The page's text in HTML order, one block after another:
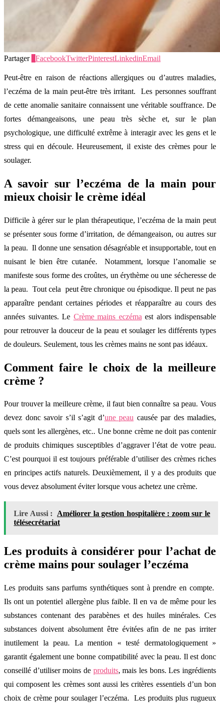
Partager FacebookTwitterPinterestLinkedinEmail
Peut-être en raison de réactions allergiques ou d’autres maladies,
l’eczéma de la main peut-être très irritant. Les personnes souffrant
de cette anomalie sanitaire connaissent une véritable souffrance. De
fortes démangeaisons, une peau très sèche et, sur le plan
psychologique, une difficulté extrême à interagir avec les gens et le
stress qui en découle. Heureusement, il existe des crèmes pour le
soulager.
A savoir sur l’eczéma de la main pour
mieux choisir le crème idéal
Difficile à gérer sur le plan thérapeutique, l’eczéma de la main peut
se présenter sous forme d’irritation, de démangeaison, ou autres sur
la peau. Il donne une sensation désagréable et insupportable, tout en
nuisant le bien être cutanée. Notamment, lorsque l’anomalie se
manifeste sous forme des croûtes, un érythème ou une sécheresse de
la peau. Tout cela peut être chronique ou épisodique. Il peut ne pas
apparaître pendant certaines périodes et réapparaître au cours des
années suivantes. Le Crème mains eczéma est alors indispensable
pour retrouver la douceur de la peau et soulager les différents types
de douleurs. Seulement, tous les crèmes mains ne sont pas idéaux.
Comment faire le choix de la meilleure
crème ?
Pour trouver la meilleure crème, il faut bien connaître sa peau. Vous
devez donc savoir s’il s’agit d’une peau causée par des maladies,
quels sont les allergènes, etc.. Une bonne crème ne doit pas contenir
de produits chimiques susceptibles d’aggraver l’état de votre peau.
C’est pourquoi il est toujours préférable d’utiliser des crèmes riches
en principes actifs naturels. Deuxièmement, il y a des produits que
vous devez absolument éviter lorsque vous achetez une crème.
Lire Aussi : Améliorer la gestion hospitalière : zoom sur le
télésecrétariat
Les produits à considérer pour l’achat de
crème mains pour soulager l’eczéma
Les produits sans parfums synthétiques sont à prendre en compte.
Ils ont un potentiel allergène plus faible. Il en va de même pour les
substances contenant des parabènes et des huiles minérales. Ces
substances doivent absolument être évitées afin de ne pas irriter
inutilement la peau. La mention « testé dermatologiquement »
garantit également une bonne compatibilité avec la peau. Il est donc
conseillé d’utiliser moins de produits, mais les bons. Les ingrédients
qui composent les crèmes sont aussi les critères essentiels d’un bon
choix de crème pour soulager l’eczéma. Les produits plus rugueux